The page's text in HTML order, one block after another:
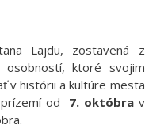
Lajdu, zostavená z
osobností, ktoré svojim
v histórii a kultúre mesta
od 7. októbrav